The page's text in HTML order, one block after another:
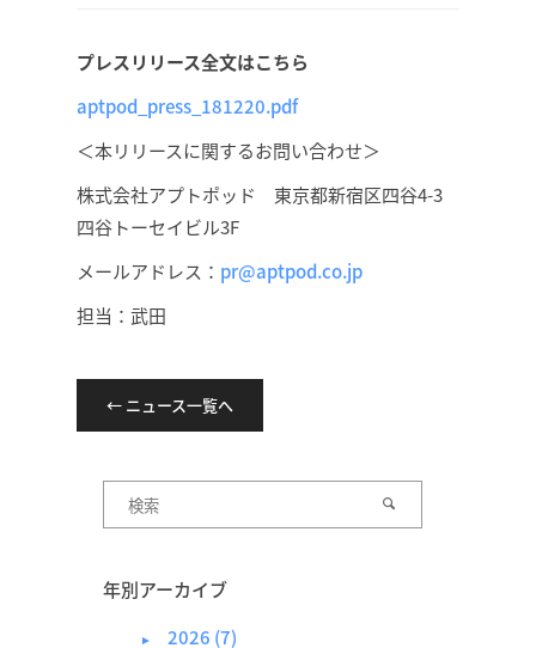
プレスリリース全文はこちら
aptpod_press_181220.pdf
＜本リリースに関するお問い合わせ＞
株式会社アプトポッド 東京都新宿区四谷4-3
四谷トーセイビル3F
メールアドレス： pr@aptpod.co.jp
担当：武田
← ニュース一覧へ
年別アーカイブ
► 2026 (7)